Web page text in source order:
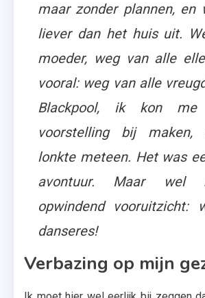
maar zonder plannen, en
liever dan het huis uit.
moeder, weg van alle
vooral: weg van alle
Blackpool, ik kon
voorstelling bij
lonkte meteen. Het was
avontuur. Maar wel
opwindend vooruitzicht:
danseres!
Verbazing op mijn